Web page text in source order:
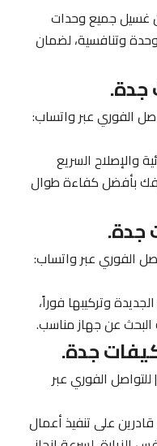
غسيل جميع وحدات
وتنافسية، لضمان
جدة.
الفوري عبر واتساب:
والإصلاح السريع
بأفضل كفاءة طوال
جدة.
الفوري عبر واتساب:
وتركيبها فوراً،
البحث عن جهاز مناسب.
جدة.
الفوري عبر
على تنفيذ أعمال